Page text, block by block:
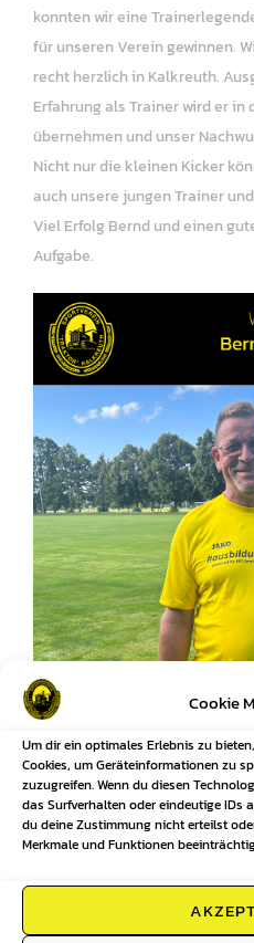
Cookie
Um dir ein optimales Erlebnis zu
Cookies, um Geräteinformationen zu
zuzugreifen. Wenn du diesen
das Surfverhalten oder eindeutige IDs
du deine Zustimmung nicht erteilst
Merkmale und Funktionen
konnten wir eine
für unseren Verein gewinnen.
recht herzlich in Kalkreuth.
Erfahrung als Trainer wird er in
übernehmen und unser
Nicht nur die kleinen Kicker
auch unsere jungen Trainer
Viel Erfolg Bernd und einen
Aufgabe.